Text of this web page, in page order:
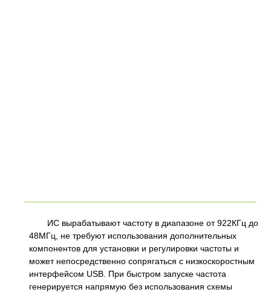
ИС вырабатывают частоту в диапазоне от 922КГц до
48МГц, не требуют использования дополнительных
компонентов для установки и регулировки частоты и
может непосредственно сопрягаться с низкоскоростным
интерфейсом USB. При быстром запуске частота
генерируется напрямую без использования схемы